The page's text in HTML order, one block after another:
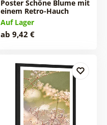
Poster Schöne Blume mit
einem Retro-Hauch
Auf Lager
ab 9,42 €